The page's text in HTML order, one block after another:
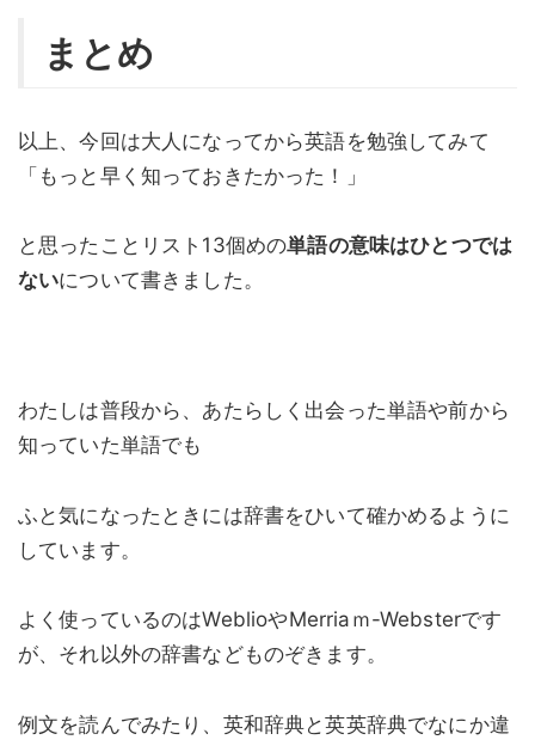
まとめ
以上、今回は大人になってから英語を勉強してみて
「もっと早く知っておきたかった！」
と思ったことリスト13個めの単語の意味はひとつでは
ないについて書きました。
わたしは普段から、あたらしく出会った単語や前から
知っていた単語でも
ふと気になったときには辞書をひいて確かめるように
しています。
よく使っているのはWeblioやMerriaｍ-Websterです
が、それ以外の辞書などものぞきます。
例文を読んでみたり、英和辞典と英英辞典でなにか違